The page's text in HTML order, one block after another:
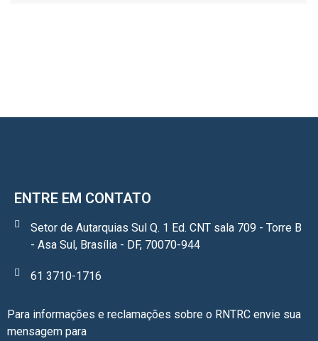
ENTRE EM CONTATO
Setor de Autarquias Sul Q. 1 Ed. CNT sala 709 - Torre B
- Asa Sul, Brasília - DF, 70070-944
61 3710-1716
Para informações e reclamações sobre o RNTRC envie sua
mensagem para